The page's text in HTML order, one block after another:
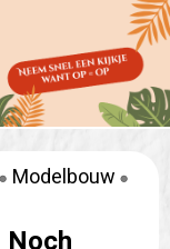
Modelbouw